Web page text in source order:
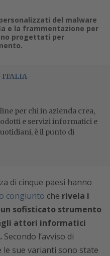
del malware
e la frammentazione per
progettati per
ITALIA
per chi in azienda crea,
e servizi informatici e
è il punto di
di cinque paesi hanno
congiunto che rivela i
sofisticato strumento
attori informatici
Secondo l’avviso di
le sue varianti sono state